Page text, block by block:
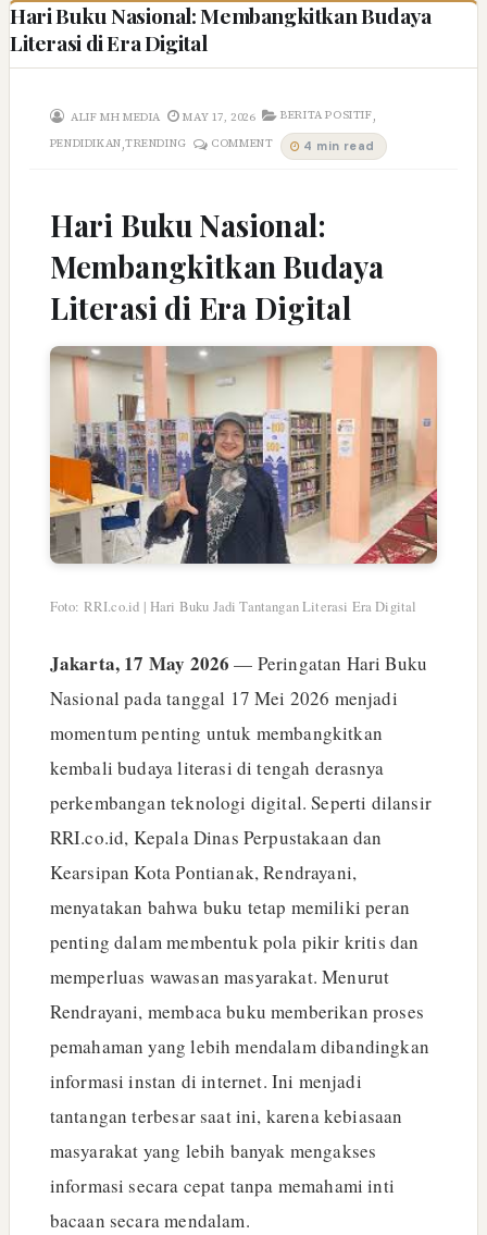
Hari Buku Nasional: Membangkitkan Budaya
Literasi di Era Digital
ALIF MH MEDIA MAY 17, 2026 BERITA POSITIF,
PENDIDIKAN,TRENDING COMMENT 4 min read
Hari Buku Nasional:
Membangkitkan Budaya
Literasi di Era Digital
Foto: RRI.co.id | Hari Buku Jadi Tantangan Literasi Era Digital
Jakarta, 17 May 2026 — Peringatan Hari Buku
Nasional pada tanggal 17 Mei 2026 menjadi
momentum penting untuk membangkitkan
kembali budaya literasi di tengah derasnya
perkembangan teknologi digital. Seperti dilansir
RRI.co.id, Kepala Dinas Perpustakaan dan
Kearsipan Kota Pontianak, Rendrayani,
menyatakan bahwa buku tetap memiliki peran
penting dalam membentuk pola pikir kritis dan
memperluas wawasan masyarakat. Menurut
Rendrayani, membaca buku memberikan proses
pemahaman yang lebih mendalam dibandingkan
informasi instan di internet. Ini menjadi
tantangan terbesar saat ini, karena kebiasaan
masyarakat yang lebih banyak mengakses
informasi secara cepat tanpa memahami inti
bacaan secara mendalam.